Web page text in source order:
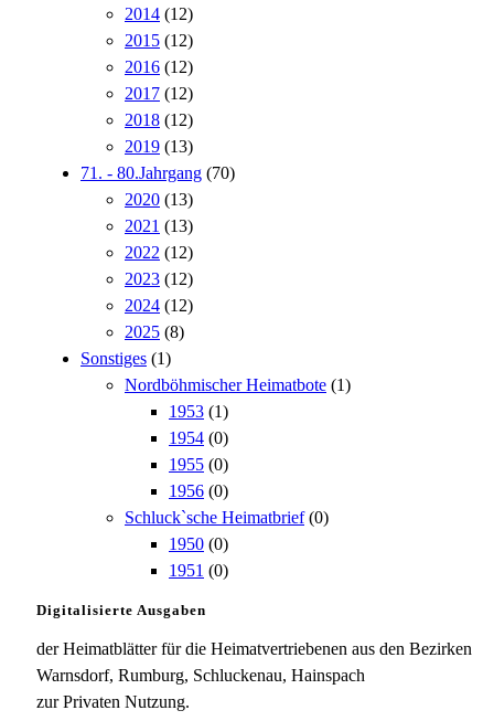
2014 (12)
2015 (12)
2016 (12)
2017 (12)
2018 (12)
2019 (13)
71. - 80.Jahrgang (70)
2020 (13)
2021 (13)
2022 (12)
2023 (12)
2024 (12)
2025 (8)
Sonstiges (1)
Nordböhmischer Heimatbote (1)
1953 (1)
1954 (0)
1955 (0)
1956 (0)
Schluck`sche Heimatbrief (0)
1950 (0)
1951 (0)
Digitalisierte Ausgaben
der Heimatblätter für die Heimatvertriebenen aus den Bezirken
Warnsdorf, Rumburg, Schluckenau, Hainspach
zur Privaten Nutzung.